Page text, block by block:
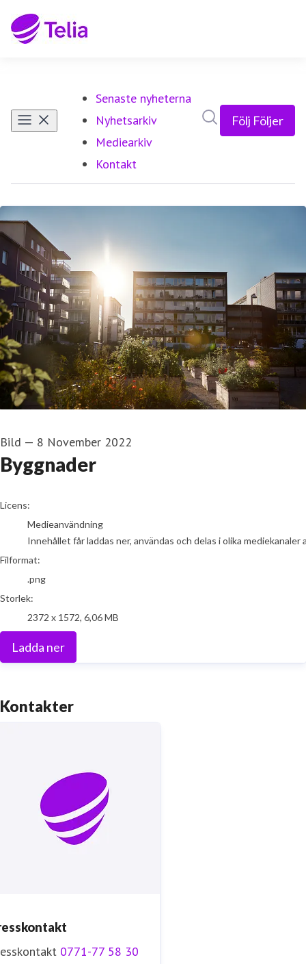
Senaste nyheterna
Nyhetsarkiv
Mediearkiv
Kontakt
Följ Följer
Bild — 8 November 2022
Byggnader
go to media item
Licens:
Medieanvändning
Innehållet får laddas ner, användas och delas i olika
Filformat:
.png
Storlek:
2372 x 1572, 6,06 MB
Ladda ner
Kontakter
0771-77 58 30